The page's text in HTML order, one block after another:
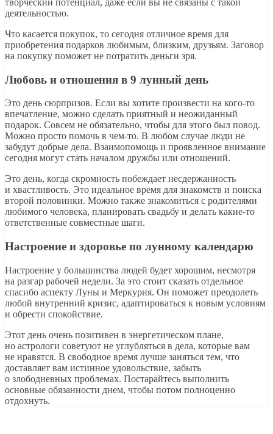
творческий потенциал, даже если вы не связаны с такой
деятельностью.
Что касается покупок, то сегодня отличное время для
приобретения подарков любимым, близким, друзьям. Заговор
на покупку поможет не потратить деньги зря.
Любовь и отношения в 9 лунный день
Это день сюрпризов. Если вы хотите произвести на кого-то
впечатление, можно сделать приятный и неожиданный
подарок. Совсем не обязательно, чтобы для этого был повод.
Можно просто помочь в чем-то. В любом случае люди не
забудут добрые дела. Взаимопомощь и проявленное внимание
сегодня могут стать началом дружбы или отношений.
Это день, когда скромность побеждает несдержанность
и хвастливость. Это идеальное время для знакомств и поиска
второй половинки. Можно также знакомиться с родителями
любимого человека, планировать свадьбу и делать какие-то
ответственные совместные шаги.
Настроение и здоровье по лунному календарю
Настроение у большинства людей будет хорошим, несмотря
на разгар рабочей недели. За это стоит сказать отдельное
спасибо аспекту Луны и Меркурия. Он поможет преодолеть
любой внутренний кризис, адаптироваться к новым условиям
и обрести спокойствие.
Этот день очень позитивен в энергетическом плане,
но астрологи советуют не углубляться в дела, которые вам
не нравятся. В свободное время лучше заняться тем, что
доставляет вам истинное удовольствие, забыть
о злободневных проблемах. Постарайтесь выполнить
основные обязанности днем, чтобы потом полноценно
отдохнуть.